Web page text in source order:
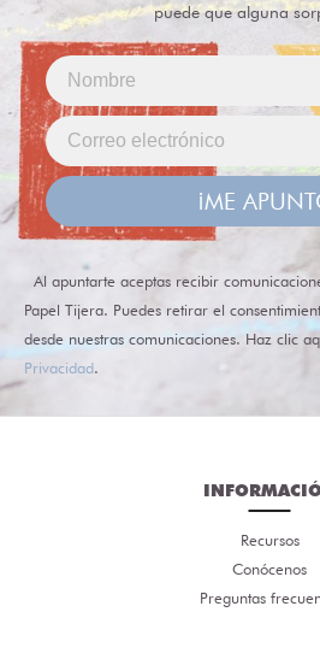
puede que alguna
¡ME
Al apuntarte aceptas recibir
Papel Tijera. Puedes retirar el
desde nuestras comunicaciones. Haz clic
Privacidad.
Recursos
Conócenos
Preguntas